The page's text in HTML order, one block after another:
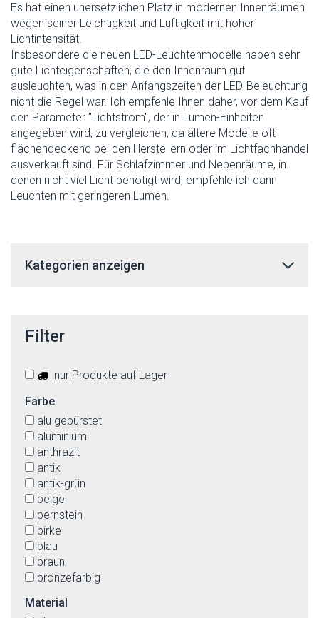
Es hat einen unersetzlichen Platz in modernen Innenräumen
wegen seiner Leichtigkeit und Luftigkeit mit hoher
Lichtintensität.
Insbesondere die neuen LED-Leuchtenmodelle haben sehr
gute Lichteigenschaften, die den Innenraum gut
ausleuchten, was in den Anfangszeiten der LED-Beleuchtung
nicht die Regel war. Ich empfehle Ihnen daher, vor dem Kauf
den Parameter "Lichtstrom", der in Lumen-Einheiten
angegeben wird, zu vergleichen, da ältere Modelle oft
flächendeckend bei den Herstellern oder im Lichtfachhandel
ausverkauft sind. Für Schlafzimmer und Nebenräume, in
denen nicht viel Licht benötigt wird, empfehle ich dann
Leuchten mit geringeren Lumen.
Kategorien anzeigen
Filter
nur Produkte auf Lager
Farbe
alu gebürstet
aluminium
anthrazit
antik
antik-grün
beige
bernstein
birke
blau
braun
bronzefarbig
cremefarben
Material